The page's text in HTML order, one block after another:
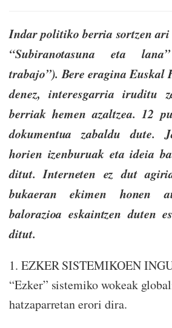
Indar politiko berria sortzen
“Subiranotasuna eta
trabajo”). Bere eragina
denez, interesgarria iruditu
berriak hemen azaltzea. 12
dokumentua zabaldu dute.
horien izenburuak eta ideia
ditut. Interneten ez dut
bukaeran ekimen honen
balorazioa eskaintzen duten
ditut.
1. EZKER SISTEMIKOEN
“Ezker” sistemiko wokeak
hatzaparretan erori dira.